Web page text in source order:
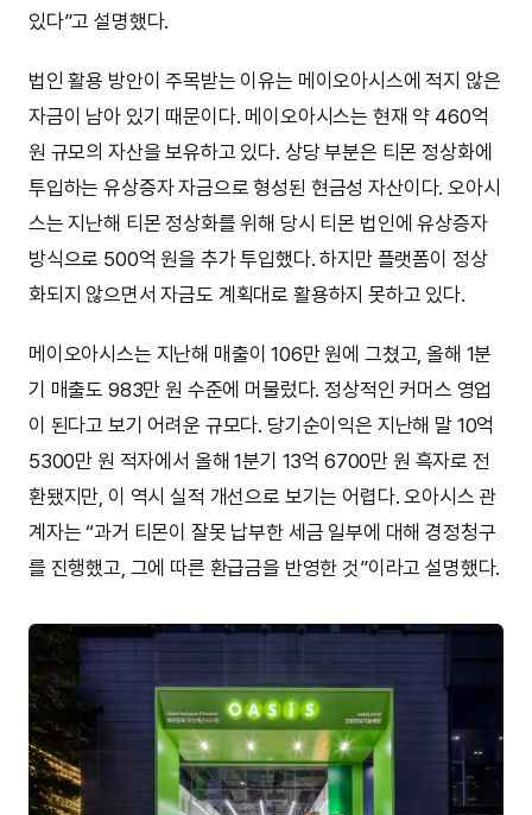
있다”고 설명했다.
법인 활용 방안이 주목받는 이유는 메이오아시스에 적지 않은
자금이 남아 있기 때문이다. 메이오아시스는 현재 약 460억
원 규모의 자산을 보유하고 있다. 상당 부분은 티몬 정상화에
투입하는 유상증자 자금으로 형성된 현금성 자산이다. 오아시
스는 지난해 티몬 정상화를 위해 당시 티몬 법인에 유상증자
방식으로 500억 원을 추가 투입했다. 하지만 플랫폼이 정상
화되지 않으면서 자금도 계획대로 활용하지 못하고 있다.
메이오아시스는 지난해 매출이 106만 원에 그쳤고, 올해 1분
기 매출도 983만 원 수준에 머물렀다. 정상적인 커머스 영업
이 된다고 보기 어려운 규모다. 당기순이익은 지난해 말 10억
5300만 원 적자에서 올해 1분기 13억 6700만 원 흑자로 전
환됐지만, 이 역시 실적 개선으로 보기는 어렵다. 오아시스 관
계자는 “과거 티몬이 잘못 납부한 세금 일부에 대해 경정청구
를 진행했고, 그에 따른 환급금을 반영한 것”이라고 설명했다.